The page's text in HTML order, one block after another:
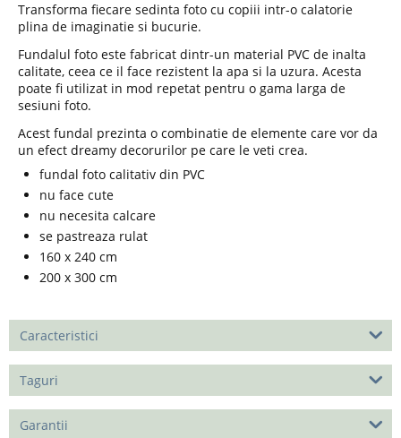
Transforma fiecare sedinta foto cu copiii intr-o calatorie
plina de imaginatie si bucurie.
Fundalul foto este fabricat dintr-un material PVC de inalta
calitate, ceea ce il face rezistent la apa si la uzura. Acesta
poate fi utilizat in mod repetat pentru o gama larga de
sesiuni foto.
Acest fundal prezinta o combinatie de elemente care vor da
un efect dreamy decorurilor pe care le veti crea.
fundal foto calitativ din PVC
nu face cute
nu necesita calcare
se pastreaza rulat
160 x 240 cm
200 x 300 cm
Caracteristici
Taguri
Garantii